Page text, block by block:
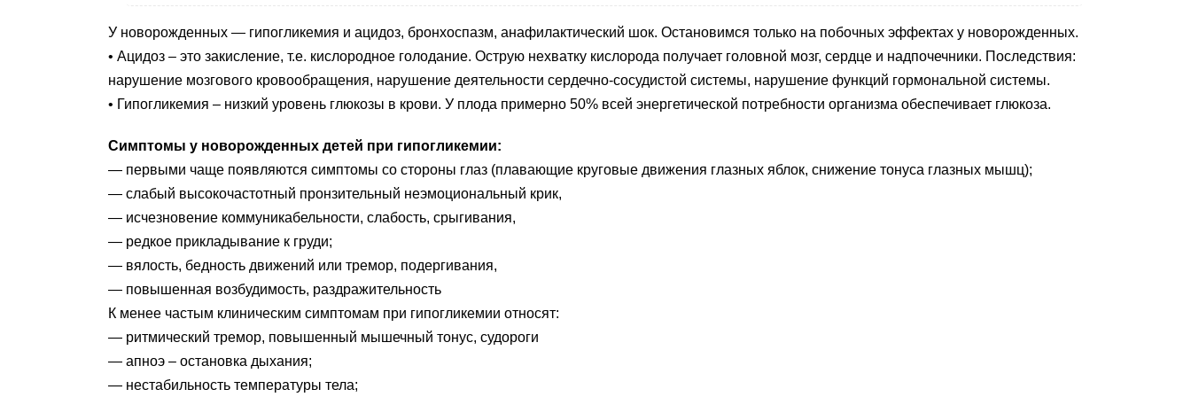
У новорожденных — гипогликемия и ацидоз, бронхоспазм, анафилактический шок. Остановимся только на побочных эффектах у новорожденных.
• Ацидоз – это закисление, т.е. кислородное голодание. Острую нехватку кислорода получает головной мозг, сердце и надпочечники. Последствия:
нарушение мозгового кровообращения, нарушение деятельности сердечно-сосудистой системы, нарушение функций гормональной системы.
• Гипогликемия – низкий уровень глюкозы в крови. У плода примерно 50% всей энергетической потребности организма обеспечивает глюкоза.
Симптомы у новорожденных детей при гипогликемии:
— первыми чаще появляются симптомы со стороны глаз (плавающие круговые движения глазных яблок, снижение тонуса глазных мышц);
— слабый высокочастотный пронзительный неэмоциональный крик,
— исчезновение коммуникабельности, слабость, срыгивания,
— редкое прикладывание к груди;
— вялость, бедность движений или тремор, подергивания,
— повышенная возбудимость, раздражительность
К менее частым клиническим симптомам при гипогликемии относят:
— ритмический тремор, повышенный мышечный тонус, судороги
— апноэ – остановка дыхания;
— нестабильность температуры тела;